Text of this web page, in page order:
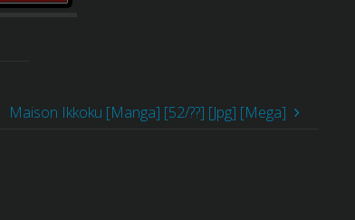
Maison Ikkoku [Manga] [52/??] [Jpg] [Mega]